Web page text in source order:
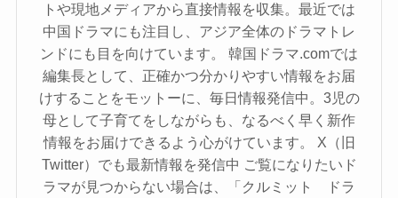
トや現地メディアから直接情報を収集。最近では
中国ドラマにも注目し、アジア全体のドラマトレ
ンドにも目を向けています。 韓国ドラマ.comでは
編集長として、正確かつ分かりやすい情報をお届
けすることをモットーに、毎日情報発信中。3児の
母として子育てをしながらも、なるべく早く新作
情報をお届けできるよう心がけています。 X（旧
Twitter）でも最新情報を発信中 ご覧になりたいド
ラマが見つからない場合は、「クルミット ドラ